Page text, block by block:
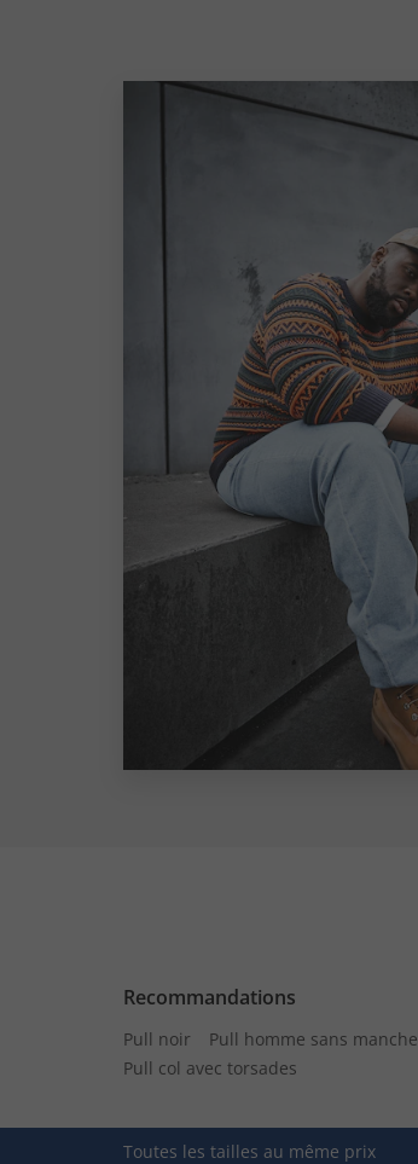
Recommandations
Pull noir Pull homme sans manche
Pull col avec torsades
Toutes les tailles au même prix